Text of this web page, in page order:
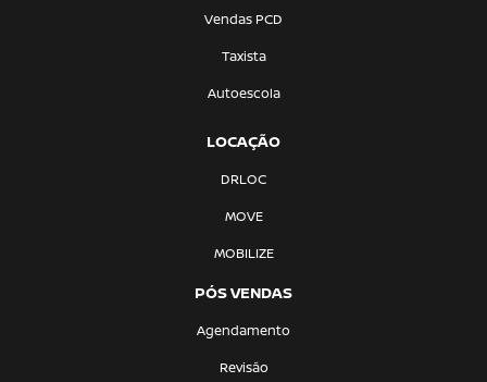
Vendas PCD
Taxista
Autoescola
LOCAÇÃO
DRLOC
MOVE
MOBILIZE
PÓS VENDAS
Agendamento
Revisão